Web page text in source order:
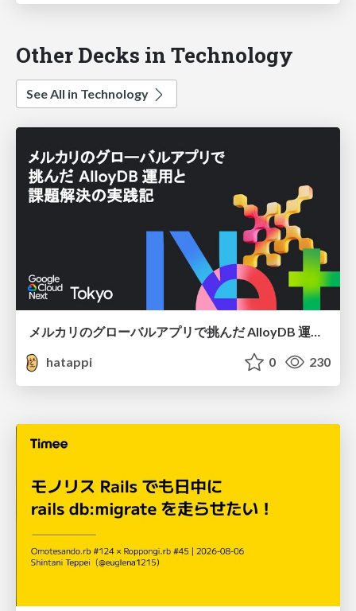
Other Decks in Technology
See All in Technology
hatappi
0 230